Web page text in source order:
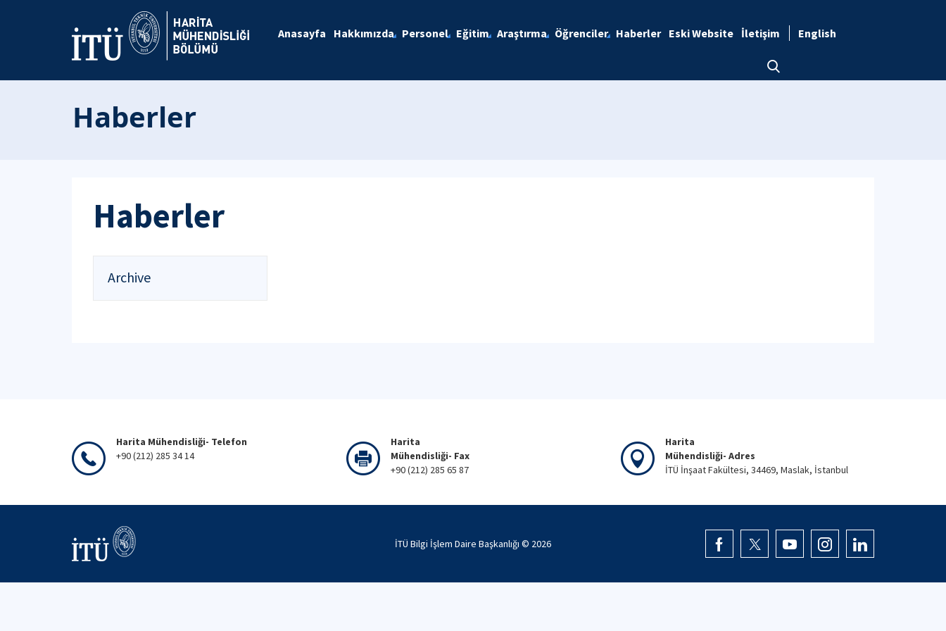
Anasayfa Hakkımızda Personel Eğitim Araştırma Öğrenciler Haberler Eski Website İletişim English
Haberler
Haberler
Archive
Harita Mühendisliği- Telefon
+90 (212) 285 34 14
Harita
Mühendisliği- Fax
+90 (212) 285 65 87
Harita
Mühendisliği- Adres
İTÜ İnşaat Fakültesi, 34469, Maslak, İstanbul
İTÜ Bilgi İşlem Daire Başkanlığı © 2026